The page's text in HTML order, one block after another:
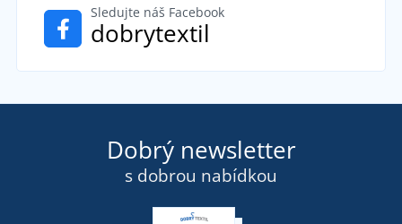
Sledujte náš Facebook
dobrytextil
Dobrý newsletter
s dobrou nabídkou